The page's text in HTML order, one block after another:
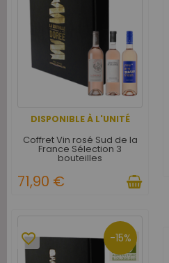
DISPONIBLE À L'UNITÉ
Coffret Vin rosé Sud de la
France Sélection 3
bouteilles
71,90 €
-15%
favorite_border